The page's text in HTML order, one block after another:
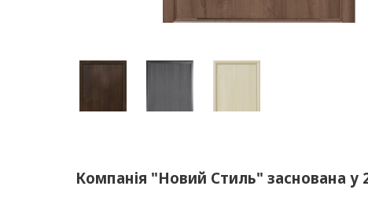
Компанія "Новий Стиль" заснована у